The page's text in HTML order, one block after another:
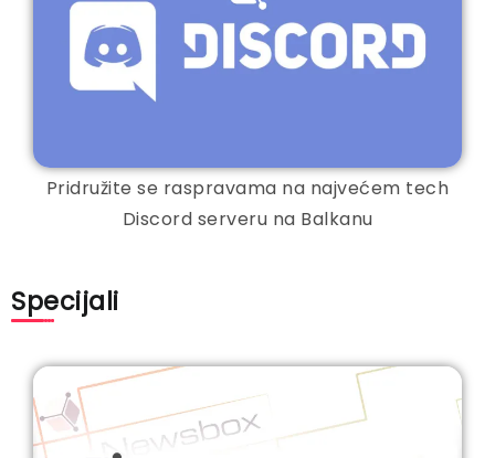
Pridružite se raspravama na najvećem tech
Discord serveru na Balkanu
Specijali